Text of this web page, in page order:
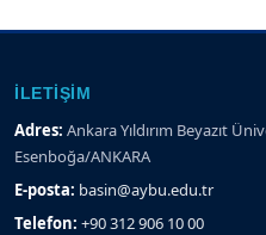
İLETIŞIM
Adres: Ankara Yıldırım Beyazıt
Esenboğa/ANKARA
E-posta: basin@aybu.edu.tr
Telefon: +90 312 906 10 00